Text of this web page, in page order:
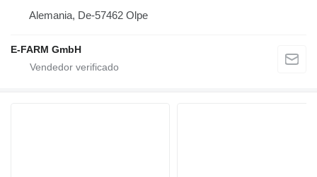
Alemania, De-57462 Olpe
E-FARM GmbH